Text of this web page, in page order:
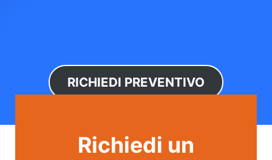
RICHIEDI PREVENTIVO
Richiedi un